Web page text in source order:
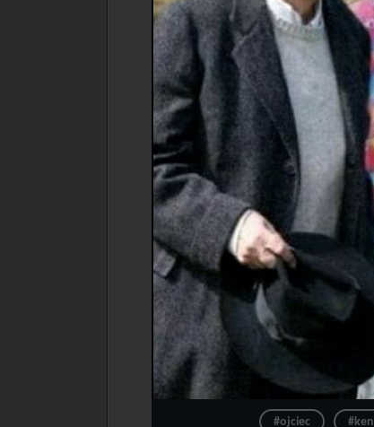
#ojciec #ken